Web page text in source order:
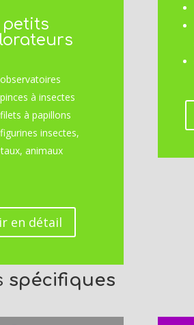
petits
à insectes
à papillons
insectes,
animaux
en détail
spécifiques